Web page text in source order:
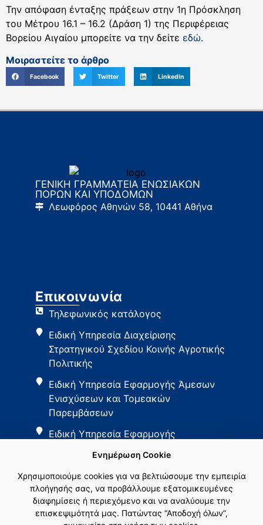
Την απόφαση ένταξης πράξεων στην 1η Πρόσκληση
του Μέτρου 16.1 – 16.2 (Δράση 1) της Περιφέρειας
Βορείου Αιγαίου μπορείτε να την δείτε εδώ.
Μοιραστείτε το άρθρο
Facebook Twitter LinkedIn
ΓΕΝΙΚΗ ΓΡΑΜΜΑΤΕΙΑ ΕΝΩΣΙΑΚΩΝ
ΠΟΡΩΝ ΚΑΙ ΥΠΟΔΟΜΩΝ
Λεωφόρος Αθηνών 58, 10441 Αθήνα
Επικοινωνία
Τηλεφωνικός κατάλογος
Ειδική Υπηρεσία Διαχείρισης
Στρατηγικού Σχεδίου Κοινής Αγροτικής
Πολιτικής
Ειδική Υπηρεσία Εφαρμογής Άμεσων
Ενισχύσεων και Τομεακών
Παρεμβάσεων
Ειδική Υπηρεσία Εφαρμογής
Ενημέρωση Cookie
Χρησιμοποιούμε cookies για να βελτιώσουμε την εμπειρία
πλοήγησής σας, να προβάλλουμε εξατομικευμένες
διαφημίσεις ή περιεχόμενο και να αναλύουμε την
επισκεψιμότητά μας. Πατώντας “Αποδοχή όλων”,